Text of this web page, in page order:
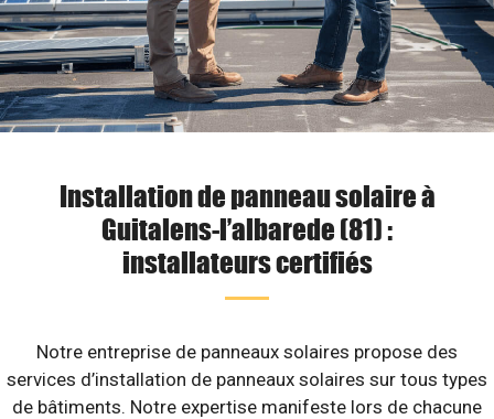
Installation de panneau solaire à
Guitalens-l’albarede (81) :
installateurs certifiés
Notre entreprise de panneaux solaires propose des
services d’installation de panneaux solaires sur tous types
de bâtiments. Notre expertise manifeste lors de chacune